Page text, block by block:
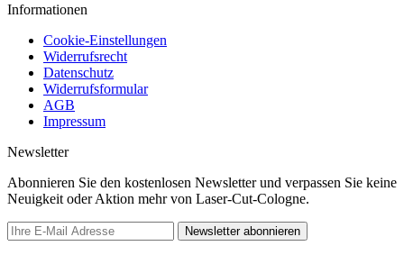
Informationen
Cookie-Einstellungen
Widerrufsrecht
Datenschutz
Widerrufsformular
AGB
Impressum
Newsletter
Abonnieren Sie den kostenlosen Newsletter und verpassen Sie keine
Neuigkeit oder Aktion mehr von Laser-Cut-Cologne.
Newsletter abonnieren